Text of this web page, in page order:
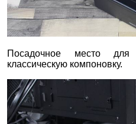
Посадочное место
классическую компоновку.